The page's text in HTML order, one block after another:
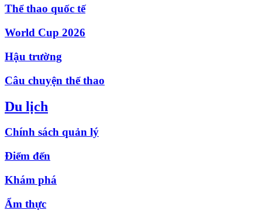
Thể thao quốc tế
World Cup 2026
Hậu trường
Câu chuyện thể thao
Du lịch
Chính sách quản lý
Điểm đến
Khám phá
Ẩm thực